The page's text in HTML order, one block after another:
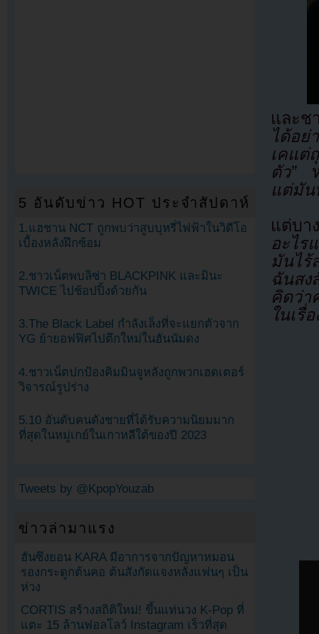
และช
ได้อย่
เคแต่
ตัว”
แต่มัน
แต่บา
อะไร
มันไร้
ฉันสง
คิดว่า
ในเรื่อ
5 อันดับข่าว HOT ประจำสัปดาห์
1.แฮชาน NCT ถูกพบว่าสูบบุหรี่ไฟฟ้าในวิดีโอ
เบื้องหลังฝึกซ้อม
2.ชาวเน็ตพบลิซ่า BLACKPINK และมินะ
TWICE ไปช้อปปิ้งด้วยกัน
3.The Black Label กำลังเล็งที่จะแยกตัวจาก
YG ย้ายอฟฟิศไปตึกใหม่ในฮันนัมดง
4.ชาวเน็ตปกป้องคิมมินจูหลังถูกพวกเฮดเตอร์
วิจารณ์รูปร่าง
5.10 อันดับคนดังชายที่ได้รับความนิยมมาก
ที่สุดในหมู่เกย์ในเกาหลีใต้ของปี 2023
Tweets by @KpopYouzab
ข่าวล่ามาแรง
ฮันซึงยอน KARA มีอาการจากปัญหาหมอน
รองกระดูกต้นคอ ต้นสังกัดแจงหลังแฟนๆ เป็น
ห่วง
CORTIS สร้างสถิติใหม่! ขึ้นแท่นวง K-Pop ที่
แตะ 15 ล้านฟอลโลว์ Instagram เร็วที่สุด